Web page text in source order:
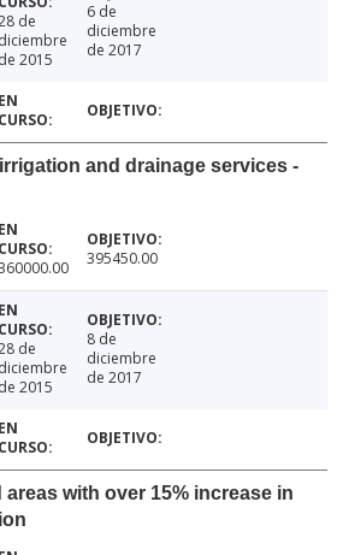
de
diciembre
de 2015
6 de
diciembre
de 2017
and drainage services -
395450.00
de
diciembre
de 2015
8 de
diciembre
de 2017
areas with over 15% increase in